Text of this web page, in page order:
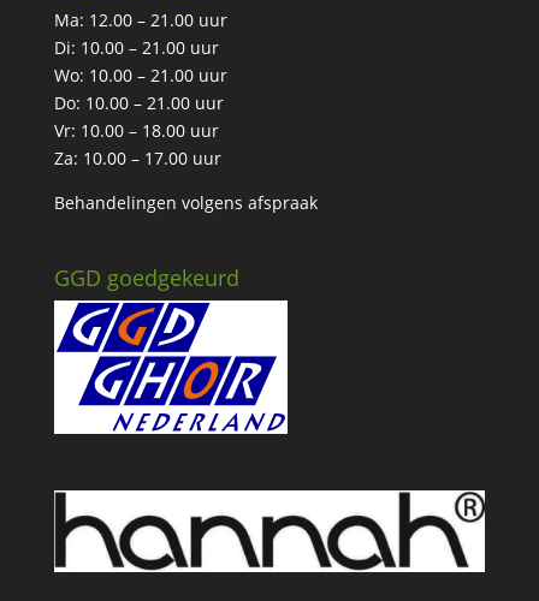
Ma: 12.00 – 21.00 uur
Di: 10.00 – 21.00 uur
Wo: 10.00 – 21.00 uur
Do: 10.00 – 21.00 uur
Vr: 10.00 – 18.00 uur
Za: 10.00 – 17.00 uur
Behandelingen volgens afspraak
GGD goedgekeurd